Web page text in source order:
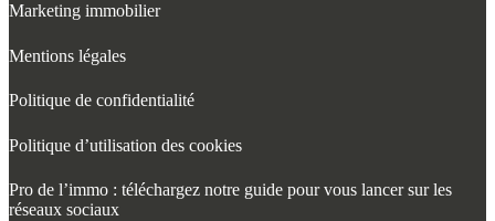
Marketing immobilier
Mentions légales
Politique de confidentialité
Politique d’utilisation des cookies
Pro de l’immo : téléchargez notre guide pour vous lancer sur les
réseaux sociaux